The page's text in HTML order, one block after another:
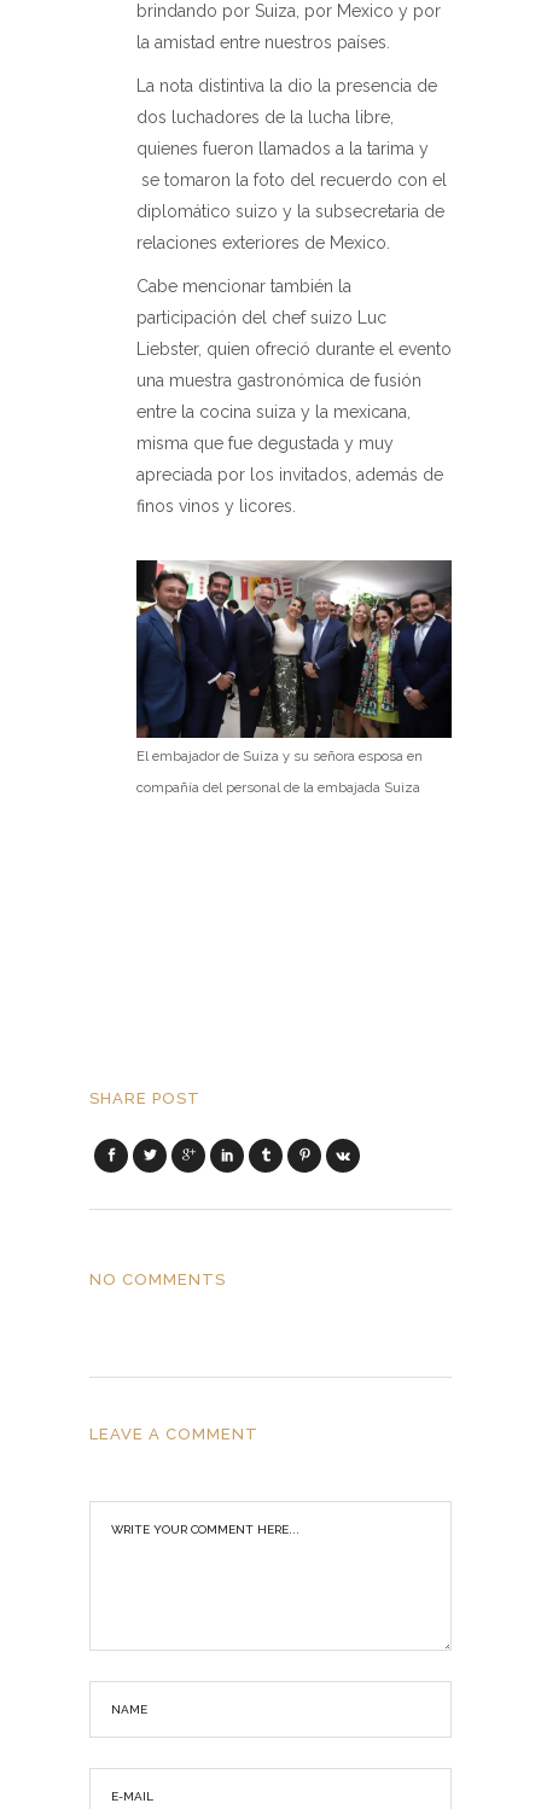
brindando por Suiza, por Mexico y por
la amistad entre nuestros países.
La nota distintiva la dio la presencia de
dos luchadores de la lucha libre,
quienes fueron llamados a la tarima y
se tomaron la foto del recuerdo con el
diplomático suizo y la subsecretaria de
relaciones exteriores de Mexico.
Cabe mencionar también la
participación del chef suizo Luc
Liebster, quien ofreció durante el evento
una muestra gastronómica de fusión
entre la cocina suiza y la mexicana,
misma que fue degustada y muy
apreciada por los invitados, además de
finos vinos y licores.
El embajador de Suiza y su señora esposa en
compañía del personal de la embajada Suiza
SHARE POST
NO COMMENTS
LEAVE A COMMENT